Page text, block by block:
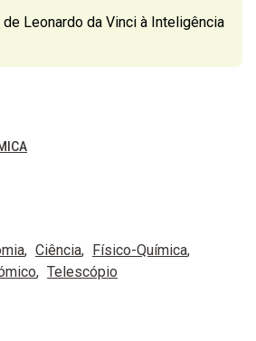
de Leonardo da Vinci à Inteligência
Ciência
Físico-Química
Telescópio